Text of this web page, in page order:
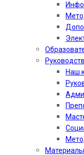
Наш